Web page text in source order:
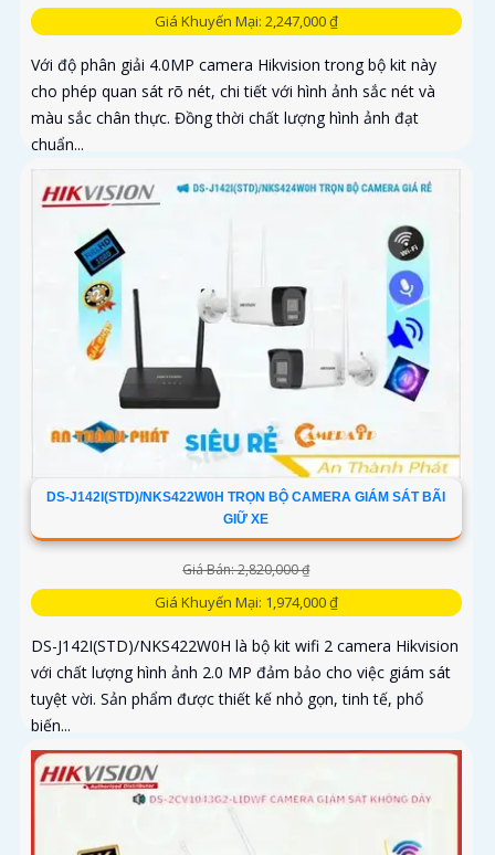
Giá Khuyến Mại: 2,247,000 ₫
Với độ phân giải 4.0MP camera Hikvision trong bộ kit này
cho phép quan sát rõ nét, chi tiết với hình ảnh sắc nét và
màu sắc chân thực. Đồng thời chất lượng hình ảnh đạt
chuẩn...
DS-J142I(STD)/NKS422W0H TRỌN BỘ CAMERA GIÁM SÁT BÃI
GIỮ XE
Giá Bán: 2,820,000 ₫
Giá Khuyến Mại: 1,974,000 ₫
DS-J142I(STD)/NKS422W0H là bộ kit wifi 2 camera Hikvision
với chất lượng hình ảnh 2.0 MP đảm bảo cho việc giám sát
tuyệt vời. Sản phẩm được thiết kế nhỏ gọn, tinh tế, phổ
biến...